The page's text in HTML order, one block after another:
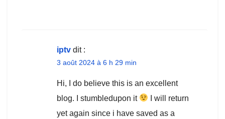
iptv dit :
3 août 2024 à 6 h 29 min
Hi, I do believe this is an excellent
blog. I stumbledupon it
I will return
yet again since i have saved as a